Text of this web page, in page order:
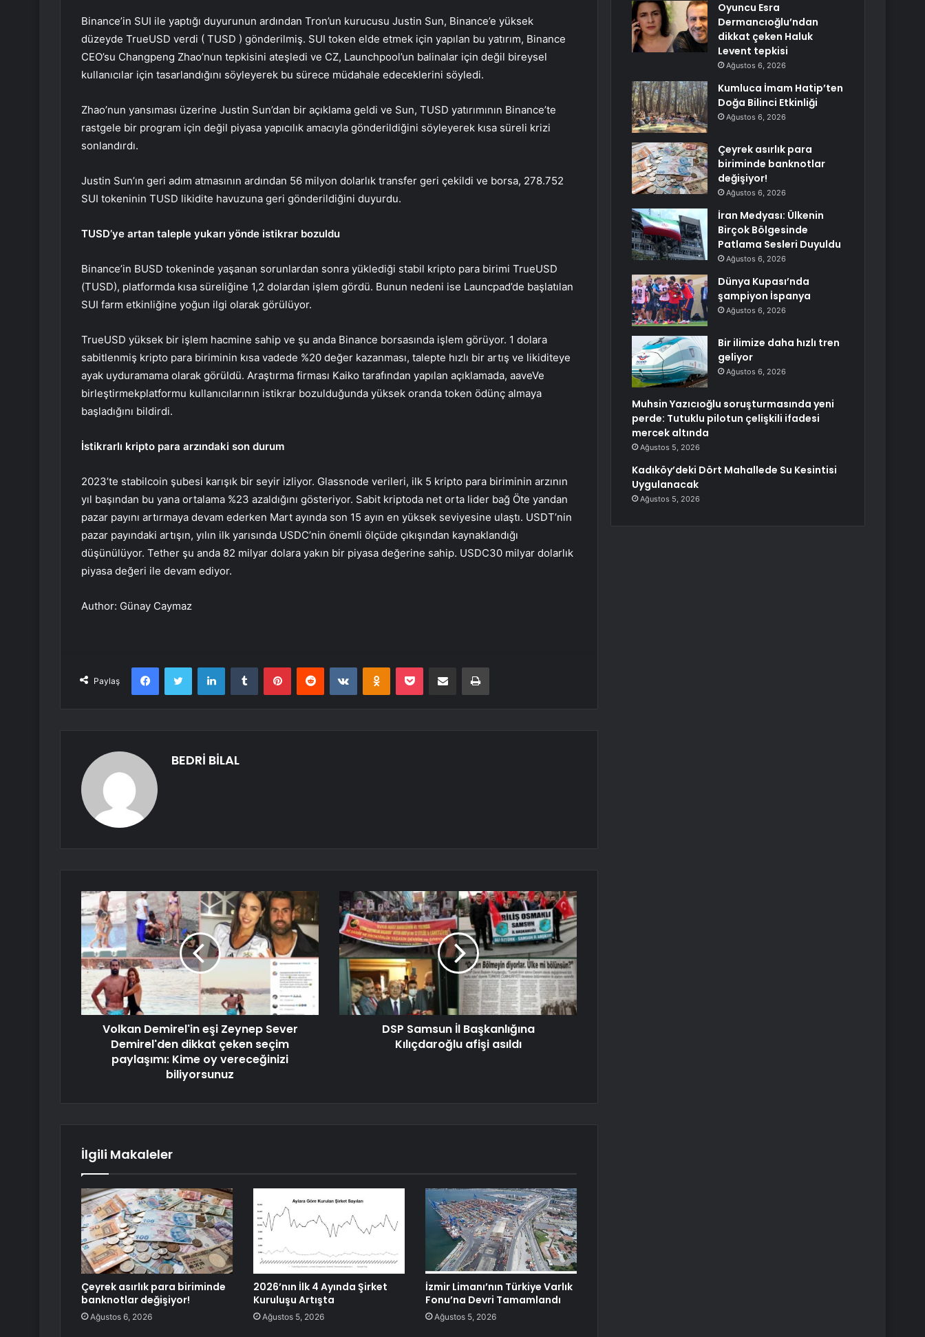
Binance’in SUI ile yaptığı duyurunun ardından Tron’un kurucusu Justin Sun, Binance’e yüksek
düzeyde TrueUSD verdi ( TUSD ) gönderilmiş. SUI token elde etmek için yapılan bu yatırım, Binance
CEO’su Changpeng Zhao’nun tepkisini ateşledi ve CZ, Launchpool’un balinalar için değil bireysel
kullanıcılar için tasarlandığını söyleyerek bu sürece müdahale edeceklerini söyledi.
Zhao’nun yansıması üzerine Justin Sun’dan bir açıklama geldi ve Sun, TUSD yatırımının Binance’te
rastgele bir program için değil piyasa yapıcılık amacıyla gönderildiğini söyleyerek kısa süreli krizi
sonlandırdı.
Justin Sun’ın geri adım atmasının ardından 56 milyon dolarlık transfer geri çekildi ve borsa, 278.752
SUI tokeninin TUSD likidite havuzuna geri gönderildiğini duyurdu.
TUSD’ye artan taleple yukarı yönde istikrar bozuldu
Binance’in BUSD tokeninde yaşanan sorunlardan sonra yüklediği stabil kripto para birimi TrueUSD
(TUSD), platformda kısa süreliğine 1,2 dolardan işlem gördü. Bunun nedeni ise Launcpad’de başlatılan
SUI farm etkinliğine yoğun ilgi olarak görülüyor.
TrueUSD yüksek bir işlem hacmine sahip ve şu anda Binance borsasında işlem görüyor. 1 dolara
sabitlenmiş kripto para biriminin kısa vadede %20 değer kazanması, talepte hızlı bir artış ve likiditeye
ayak uyduramama olarak görüldü. Araştırma firması Kaiko tarafından yapılan açıklamada, aaveVe
birleştirmekplatformu kullanıcılarının istikrar bozulduğunda yüksek oranda token ödünç almaya
başladığını bildirdi.
İstikrarlı kripto para arzındaki son durum
2023’te stabilcoin şubesi karışık bir seyir izliyor. Glassnode verileri, ilk 5 kripto para biriminin arzının
yıl başından bu yana ortalama %23 azaldığını gösteriyor. Sabit kriptoda net orta lider bağ Öte yandan
pazar payını artırmaya devam ederken Mart ayında son 15 ayın en yüksek seviyesine ulaştı. USDT’nin
pazar payındaki artışın, yılın ilk yarısında USDC’nin önemli ölçüde çıkışından kaynaklandığı
düşünülüyor. Tether şu anda 82 milyar dolara yakın bir piyasa değerine sahip. USDC30 milyar dolarlık
piyasa değeri ile devam ediyor.
Author: Günay Caymaz
Paylaş
FacebookTwitter LinkedInTumblr PinterestReddit VKontakteOdnoklassniki
Pocket E-Posta ile paylaş Yazdır
BEDRİ BİLAL
Volkan Demirel'in eşi Zeynep Sever
Demirel'den dikkat çeken seçim
paylaşımı: Kime oy vereceğinizi
biliyorsunuz
DSP Samsun İl Başkanlığına
Kılıçdaroğlu afişi asıldı
İlgili Makaleler
Çeyrek asırlık para biriminde
banknotlar değişiyor!
Ağustos 6, 2026
2026’nın İlk 4 Ayında Şirket
Kuruluşu Artışta
Ağustos 5, 2026
İzmir Limanı’nın Türkiye Varlık
Fonu’na Devri Tamamlandı
Ağustos 5, 2026
Oyuncu Esra
Dermancıoğlu’ndan
dikkat çeken Haluk
Levent tepkisi
Ağustos 6, 2026
Kumluca İmam Hatip’ten
Doğa Bilinci Etkinliği
Ağustos 6, 2026
Çeyrek asırlık para
biriminde banknotlar
değişiyor!
Ağustos 6, 2026
İran Medyası: Ülkenin
Birçok Bölgesinde
Patlama Sesleri Duyuldu
Ağustos 6, 2026
Dünya Kupası’nda
şampiyon İspanya
Ağustos 6, 2026
Bir ilimize daha hızlı tren
geliyor
Ağustos 6, 2026
Muhsin Yazıcıoğlu soruşturmasında yeni
perde: Tutuklu pilotun çelişkili ifadesi
mercek altında
Ağustos 5, 2026
Kadıköy’deki Dört Mahallede Su Kesintisi
Uygulanacak
Ağustos 5, 2026